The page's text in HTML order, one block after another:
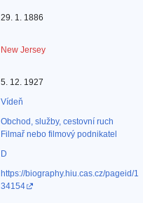
29. 1. 1886
New Jersey
5. 12. 1927
Vídeň
Obchod, služby, cestovní ruch‎
Filmař nebo filmový podnikatel‎
D
https://biography.hiu.cas.cz/pageid/1
34154